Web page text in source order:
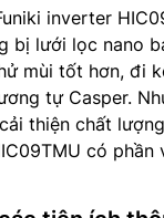
inverter
bị lưới lọc nano
mùi tốt hơn, đi
tự Casper.
thiện chất
có